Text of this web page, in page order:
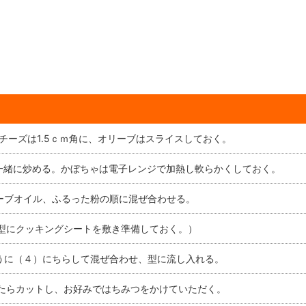
ズは1.5ｃｍ角に、オリーブはスライスしておく。
に炒める。かぼちゃは電子レンジで加熱し軟らかくしておく。
オイル、ふるった粉の順に混ぜ合わせる。
クッキングシートを敷き準備しておく。）
（４）にちらして混ぜ合わせ、型に流し入れる。
カットし、お好みではちみつをかけていただく。